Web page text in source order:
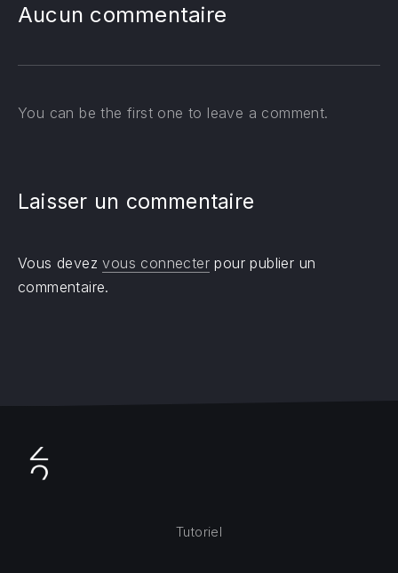
Aucun commentaire
You can be the first one to leave a comment.
Laisser un commentaire
Vous devezvous connecter pour publier un
commentaire.
Tutoriel